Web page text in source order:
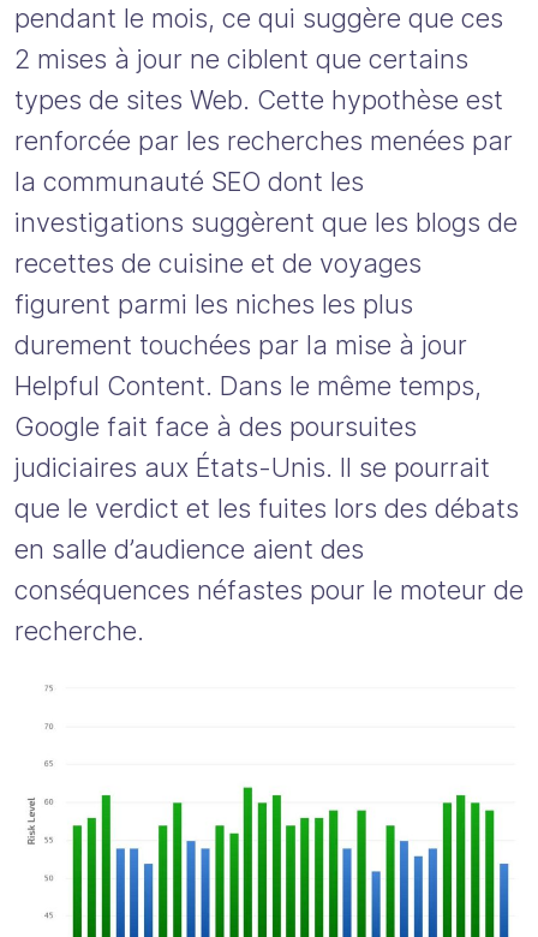
pendant le mois, ce qui suggère que ces
2 mises à jour ne ciblent que certains
types de sites Web. Cette hypothèse est
renforcée par les recherches menées par
la communauté SEO dont les
investigations suggèrent que les blogs de
recettes de cuisine et de voyages
figurent parmi les niches les plus
durement touchées par la mise à jour
Helpful Content. Dans le même temps,
Google fait face à des poursuites
judiciaires aux États-Unis. Il se pourrait
que le verdict et les fuites lors des débats
en salle d’audience aient des
conséquences néfastes pour le moteur de
recherche.